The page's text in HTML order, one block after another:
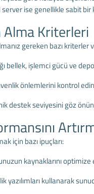
ise genellikle sabit
Alma Kriterleri
gereken bazı kriterler
bellek, işlemci gücü ve
önlemlerini kontrol
destek seviyesini göz
için bazı ipuçları:
kaynaklarını
yazılımları kullanarak